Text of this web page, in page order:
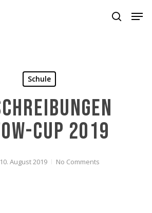
search
Schule
Cup 2019
10. August 2019 No Comments